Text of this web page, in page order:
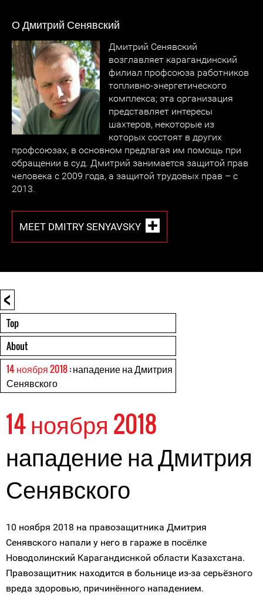
О Дмитрий Сенявский
Дмитрий Сенявский
возглавляет карагандинский
филиал профсоюза работников
топливно-энергетического
комплекса; эта организация
представляет интересы
шахтеров, некоторые из
которых состоят в других
профсоюзах, в основном предлагая им помощь при
обращении в суд. Дмитрий занимается защитой прав
человека с 2009 года, а защитой трудовых прав – с
2013.
MEET DMITRY SENYAVSKY
<
Top
About
14 ноября 2018: нападение на Дмитрия
Сенявского
14 ноября 2018
нападение на Дмитрия
Сенявского
10 ноября 2018 на правозащитника Дмитрия
Сенявского напали у него в гараже в посёлке
Новодолинский Карагандиснкой области Казахстана.
Правозащитник находится в больнице из-за серьёзного
вреда здоровью, причинённого нападением.